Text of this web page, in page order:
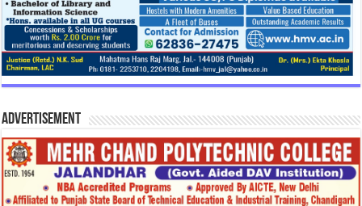
Advertisement